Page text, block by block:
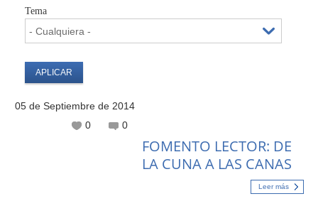
Tema
05 de Septiembre de 2014
0
0
FOMENTO LECTOR: DE
LA CUNA A LAS CANAS
Leer más